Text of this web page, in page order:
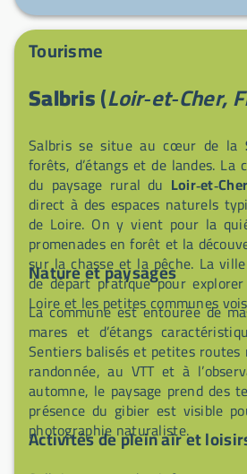
Tourisme
Salbris(Loir‑et‑Cher,
Salbris se situe au cœur de la
forêts, d’étangs et de landes.
du paysage rural du Loir‑et‑Cher
direct à des espaces naturels
de Loire. On y vient pour la
promenades en forêt et la
sur la chasse et la pêche. La
de départ pratique pour
Loire et les petites communes
Nature et paysages
La commune est entourée de
mares et d’étangs
Sentiers balisés et petites
randonnée, au VTT et à
automne, le paysage prend des
présence du gibier est visible
photographie naturaliste.
Activités de plein air et